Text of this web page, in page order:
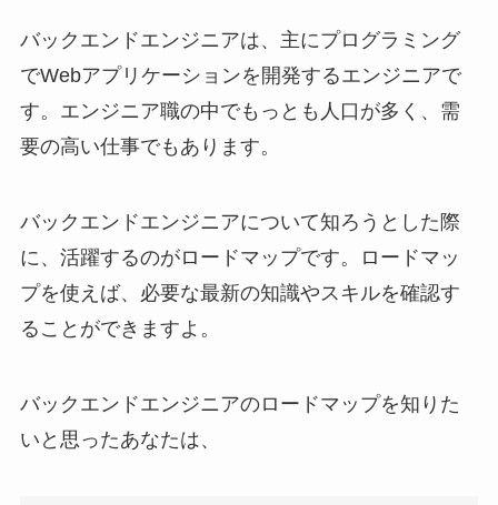
バックエンドエンジニアは、主にプログラミング
でWebアプリケーションを開発するエンジニアで
す。エンジニア職の中でもっとも人口が多く、需
要の高い仕事でもあります。
バックエンドエンジニアについて知ろうとした際
に、活躍するのがロードマップです。ロードマッ
プを使えば、必要な最新の知識やスキルを確認す
ることができますよ。
バックエンドエンジニアのロードマップを知りた
いと思ったあなたは、